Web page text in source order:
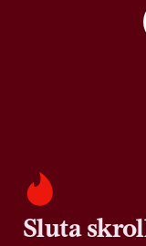
Sluta